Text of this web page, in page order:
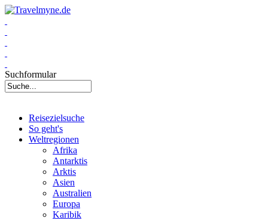
Suchformular
Reisezielsuche
So geht's
Weltregionen
Afrika
Antarktis
Arktis
Asien
Australien
Europa
Karibik